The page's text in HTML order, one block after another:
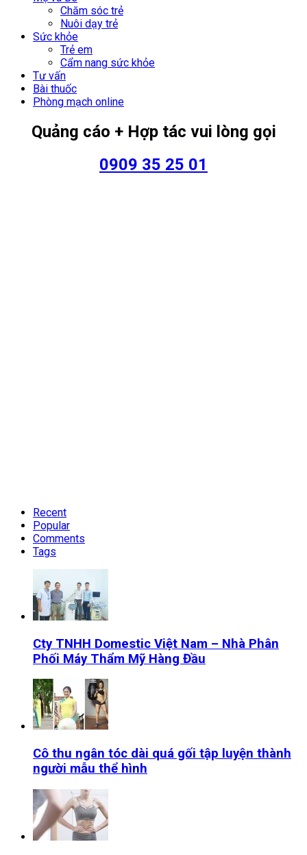
Chăm sóc trẻ
Nuôi dạy trẻ
Sức khỏe
Trẻ em
Cẩm nang sức khỏe
Tư vấn
Bài thuốc
Phòng mạch online
Quảng cáo + Hợp tác vui lòng gọi
0909 35 25 01
Recent
Popular
Comments
Tags
Cty TNHH Domestic Việt Nam – Nhà Phân
Phối Máy Thẩm Mỹ Hàng Đầu
Cô thu ngân tóc dài quá gối tập luyện thành
người mẫu thể hình